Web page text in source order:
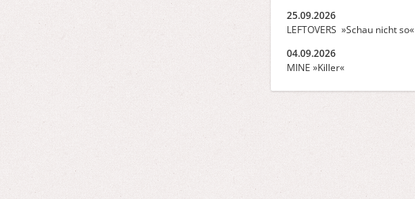
25.09.2026
LEFTOVERS »Schau nicht so«
04.09.2026
MINE »Killer«